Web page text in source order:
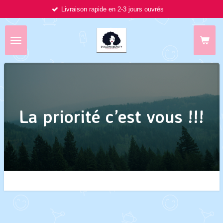
principal
2-3 jours ouvrés
La priorité c’est vous !!!